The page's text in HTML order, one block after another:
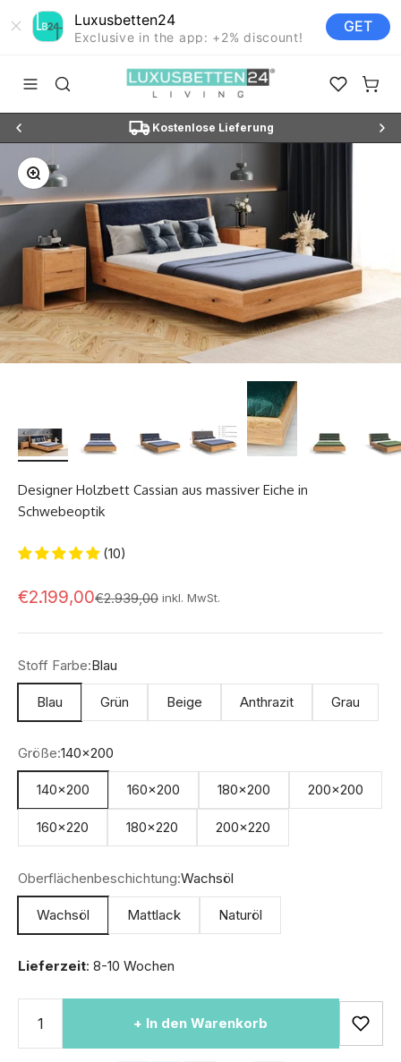
Luxusbetten24
Exclusive in the app: +2% discount!
GET
Navigationsmenü öffnen
Suche öffnen
Luxusbetten24
Favoriten
Kostenlose Lieferung
Bild vergrößern
Designer Holzbett Cassian aus massiver Eiche in
Schwebeoptik
(10)
Angebot
€2.199,00Regulärer Preis
€2.939,00 inkl. MwSt.
Stoff Farbe:Blau
Blau Grün Beige Anthrazit Grau
Größe:140x200
140x200 160x200 180x200 200x200
160x220 180x220 200x220
Oberflächenbeschichtung:Wachsöl
Wachsöl Mattlack Naturöl
Lieferzeit: 8-10 Wochen
+ In den Warenkorb